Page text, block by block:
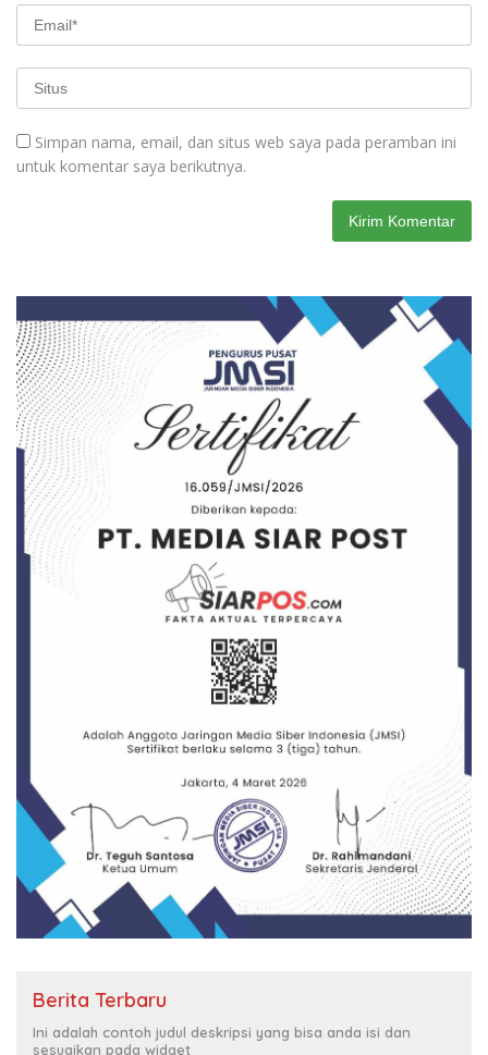
Simpan nama, email, dan situs web saya pada peramban ini
untuk komentar saya berikutnya.
Berita Terbaru
Ini adalah contoh judul deskripsi yang bisa anda isi dan
sesuaikan pada widget